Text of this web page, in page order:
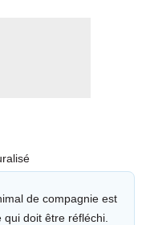
de compagnie est
doit être réfléchi.